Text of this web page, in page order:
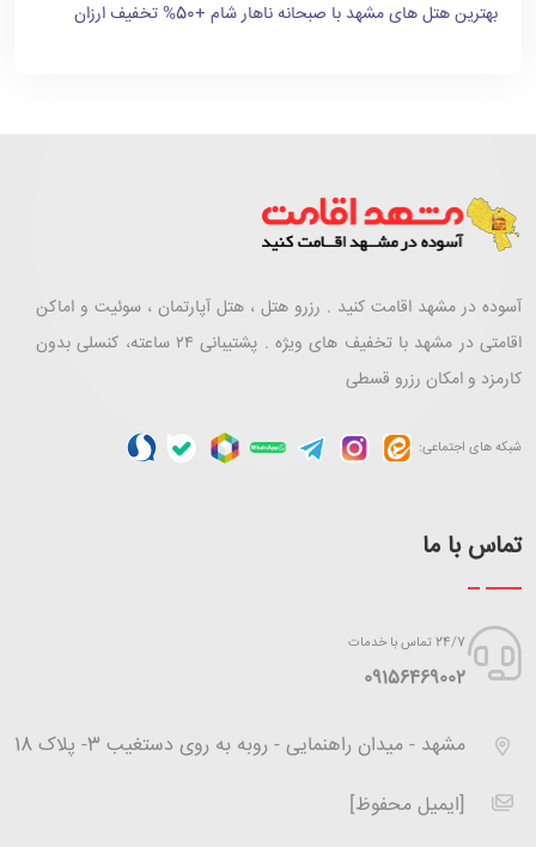
بهترین هتل های مشهد با صبحانه ناهار شام +50% تخفیف ارزان
آسوده در مشهد اقامت کنید . رزرو هتل ، هتل آپارتمان ، سوئیت و اماکن
اقامتی در مشهد با تخفیف های ویژه . پشتیبانی ۲۴ ساعته، کنسلی بدون
کارمزد و امکان رزرو قسطی
شبکه های اجتماعی:
تماس با ما
24/7 تماس با خدمات
‪09156469002
مشهد - میدان راهنمایی - روبه به روی دستغیب 3- پلاک 18
[ایمیل محفوظ]